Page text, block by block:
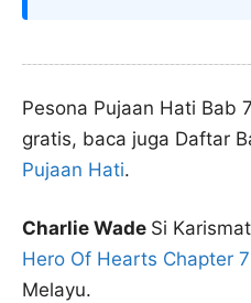
Pesona Pujaan Hati Bab
gratis, baca juga Daftar
Pujaan Hati.
Charlie Wade Si
Hero Of Hearts Chapter
Melayu.